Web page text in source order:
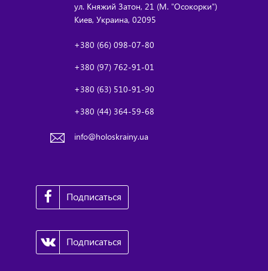
ул. Княжий Затон, 21 (М. "Осокорки")
Киев, Украина, 02095
+380 (66) 098-07-80
+380 (97) 762-91-01
+380 (63) 510-91-90
+380 (44) 364-59-68
info@holoskrainy.ua
Подписаться
Подписаться